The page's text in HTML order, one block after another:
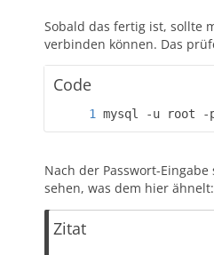
Sobald das fertig ist, sollte
verbinden können. Das
Code
mysql -u root -
Nach der Passwort-
sehen, was dem hier ähnelt:
Zitat